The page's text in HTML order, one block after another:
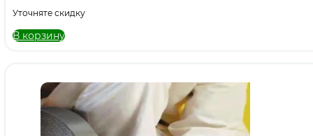
Уточняте скидку
В корзину